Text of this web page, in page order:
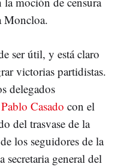
Moncloa.
ser útil, y está claro
victorias partidistas.
delegados
Casado con el
del trasvase de la
los seguidores de la
secretaria general del